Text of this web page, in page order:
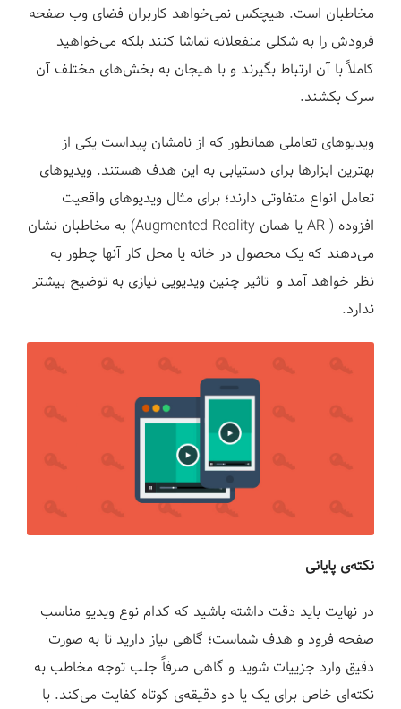
مخاطبان است. هیچکس نمی‌خواهد کاربران فضای وب صفحه
فرودش را به شکلی منفعلانه تماشا کنند بلکه می‌خواهید
کاملاً با آن ارتباط بگیرند و با هیجان به بخش‌های مختلف آن
سرک بکشند.
ویدیوهای تعاملی همانطور که از نامشان پیداست یکی از
بهترین ابزارها برای دستیابی به این هدف هستند. ویدیوهای
تعامل انواع متفاوتی دارند؛ برای مثال ویدیوهای واقعیت
افزوده ( AR یا همان Augmented Reality) به مخاطبان نشان
می‌دهند که یک محصول در خانه یا محل کار آنها چطور به
نظر خواهد آمد و تاثیر چنین ویدیویی نیازی به توضیح بیشتر
ندارد.
نکته‌ی پایانی
در نهایت باید دقت داشته باشید که کدام نوع ویدیو مناسب
صفحه فرود و هدف شماست؛ گاهی نیاز دارید تا به صورت
دقیق وارد جزییات شوید و گاهی صرفاً جلب توجه مخاطب به
نکته‌ای خاص برای یک یا دو دقیقه‌ی کوتاه کفایت می‌کند. با